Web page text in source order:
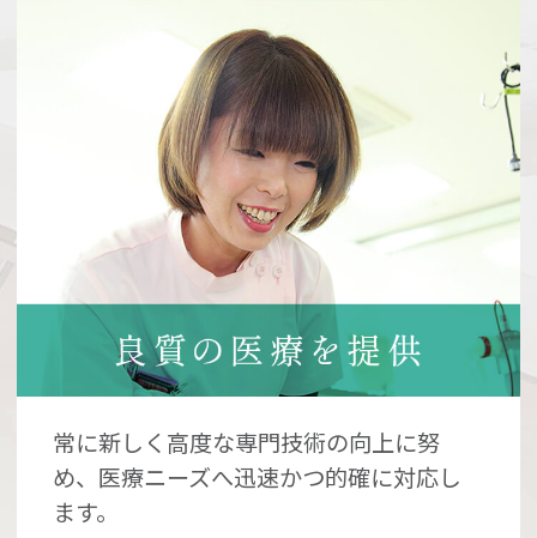
常に新しく高度な専門技術の向上に努
め、医療ニーズへ迅速かつ的確に対応し
ます。